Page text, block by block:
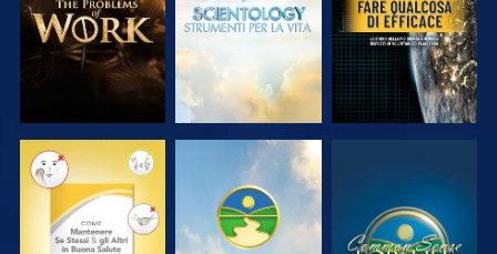
GUARDA GUARDA GUARDA